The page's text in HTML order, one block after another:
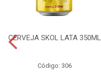
CERVEJA SKOL LATA 350ML
Código: 306